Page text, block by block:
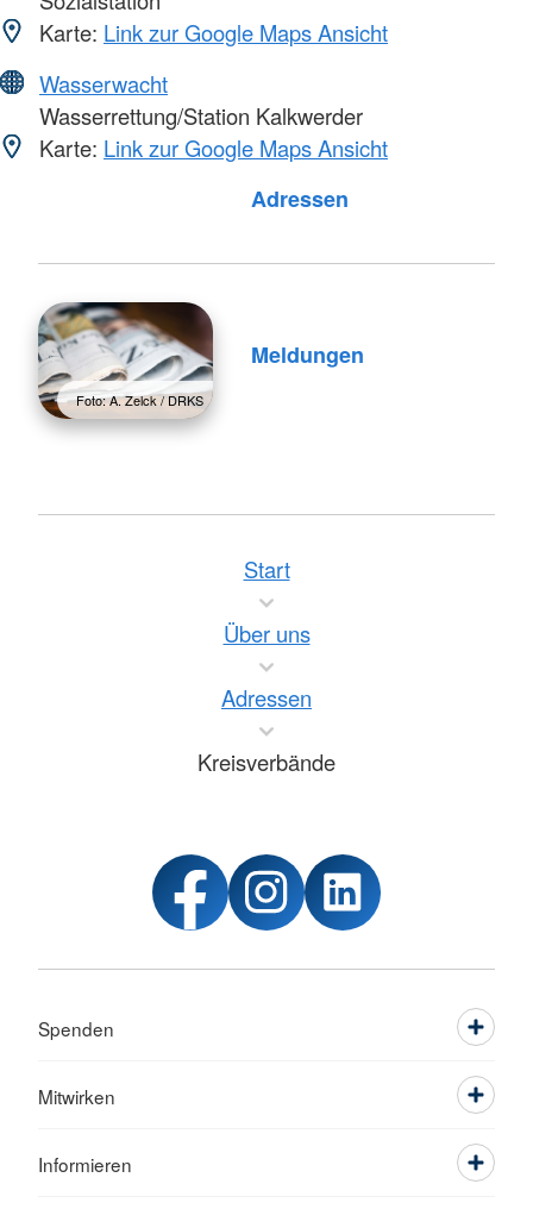
Karte: Link zur Google Maps Ansicht
Wasserwacht
Wasserrettung/Station Kalkwerder
Karte: Link zur Google Maps Ansicht
Adressen
Foto: A. Zelck / DRKS
Meldungen
Start
Über uns
Adressen
Kreisverbände
Spenden
Mitwirken
Informieren